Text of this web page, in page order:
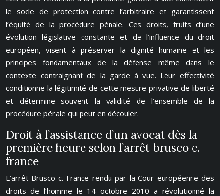
le socle de protection contre l’arbitraire et garantissent
l’équité de la procédure pénale. Ces droits, fruits d’une
évolution législative constante et de l’influence du droit
européen, visent à préserver la dignité humaine et les
principes fondamentaux de la défense même dans le
contexte contraignant de la garde à vue. Leur effectivité
conditionne la légitimité de cette mesure privative de liberté
et détermine souvent la validité de l’ensemble de la
procédure pénale qui peut en découler.
Droit à l’assistance d’un avocat dès la
première heure selon l’arrêt brusco c.
france
L’arrêt Brusco c. France rendu par la Cour européenne des
droits de l’homme le 14 octobre 2010 a révolutionné la